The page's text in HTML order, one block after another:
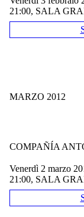
21:00, SALA
MARZO 2012
COMPAÑÍA
venerdì 2 marzo
21:00, SALA